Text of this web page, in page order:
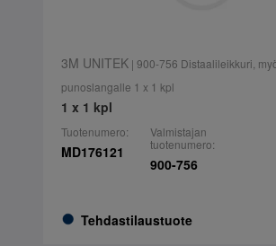
3M UNITEK| 900-756 Distaalileikkuri,
punoslangalle 1 x 1 kpl
1 x 1 kpl
Tuotenumero:
MD176121
Tehdastilaustuote
Valmistajan
tuotenumero:
900-756